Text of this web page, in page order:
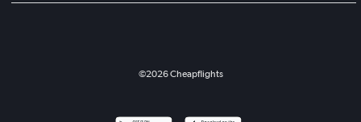
©2026Cheapflights